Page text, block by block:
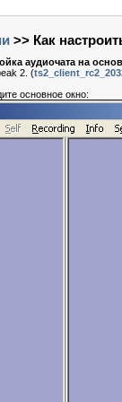
>> Как
аудиочата на
2. (
основное окно: